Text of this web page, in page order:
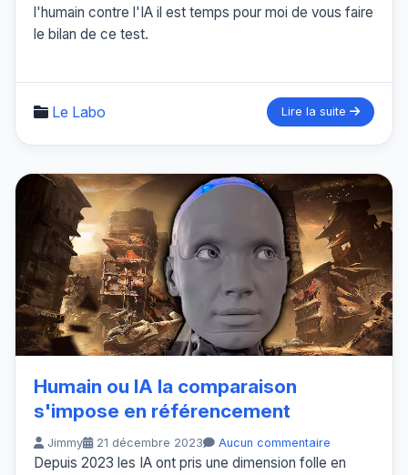
l'humain contre l'IA il est temps pour moi de vous faire
le bilan de ce test.
Le Labo Lire la suite
Humain ou IA la comparaison
s'impose en référencement
Jimmy 21 décembre 2023 Aucun commentaire
Depuis 2023 les IA ont pris une dimension folle en